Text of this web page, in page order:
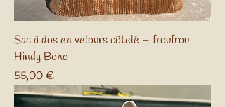
Sac à dos en velours côtelé – froufrou
Hindy Boho
Prix
55,00 €